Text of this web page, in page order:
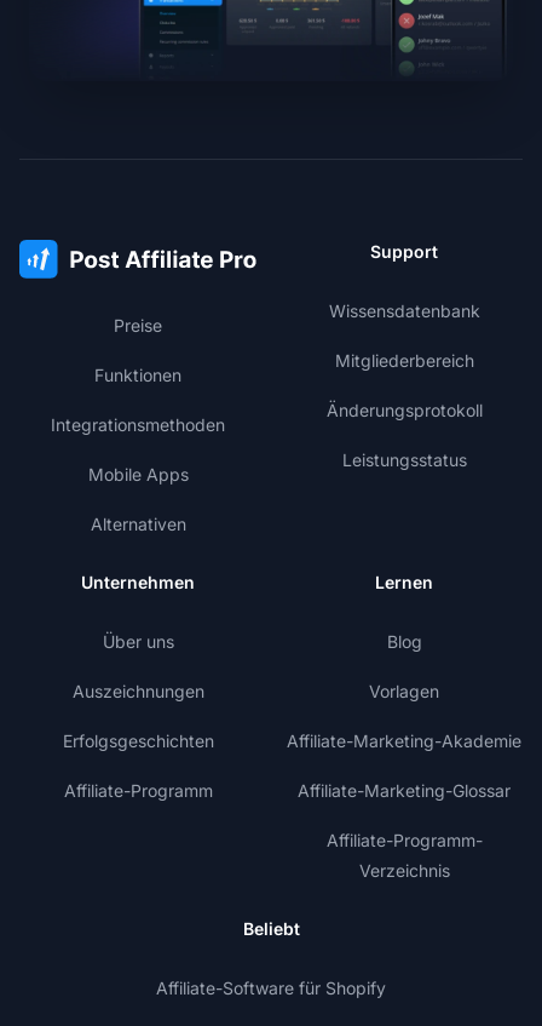
Preise
Funktionen
Integrationsmethoden
Mobile Apps
Alternativen
Support
Wissensdatenbank
Mitgliederbereich
Änderungsprotokoll
Leistungsstatus
Unternehmen
Über uns
Auszeichnungen
Erfolgsgeschichten
Affiliate-Programm
Lernen
Blog
Vorlagen
Affiliate-Marketing-Akademie
Affiliate-Marketing-Glossar
Affiliate-Programm-
Verzeichnis
Beliebt
Affiliate-Software für Shopify